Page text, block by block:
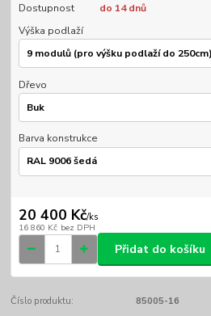
Dostupnost
do 14 dnů
Výška podlaží
Dřevo
Barva konstrukce
20 400 Kč/ks
16 860 Kč bez DPH
Přidat do košíku
Číslo produktu: 85005-16